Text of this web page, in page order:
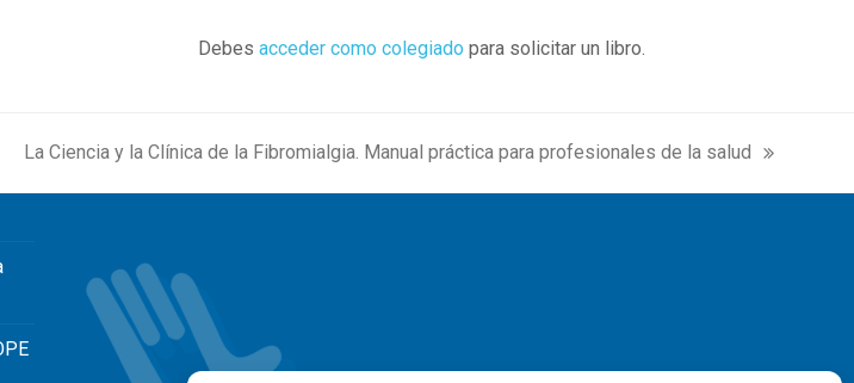
Debesacceder como colegiado para solicitar un libro.
next
post:
La Ciencia y la Clínica de la Fibromialgia. Manual práctica para profesionales de la salud